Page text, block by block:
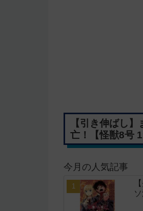
【引き伸ばし
亡！【怪獣8号
今月の人気記事